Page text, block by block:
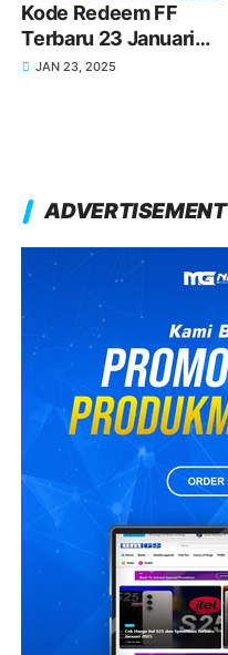
Kode Redeem FF
Terbaru 23 Januari
2025 Hari Ini!
JAN 23, 2025
ADVERTISEMENT